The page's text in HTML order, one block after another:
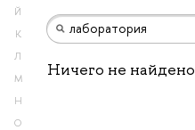
Й
К
Л
М
Н
О
Ничего не найдено